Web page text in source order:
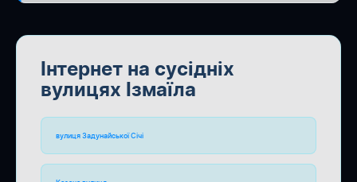
Інтернет на сусідніх
вулицях Ізмаїла
вулиця Задунайської Січі